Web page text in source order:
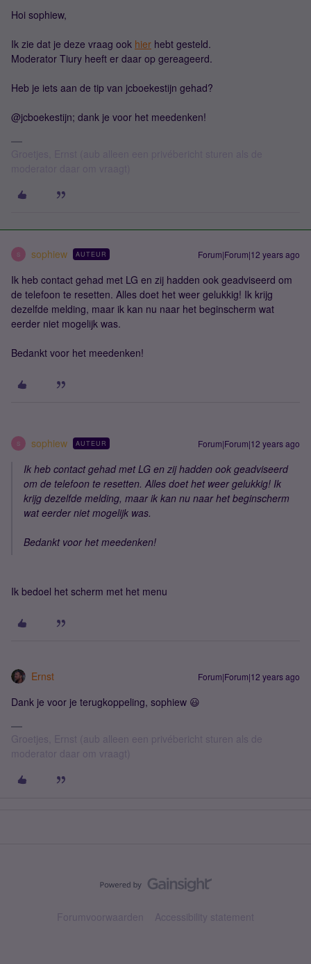
Hoi sophiew,
Ik zie dat je deze vraag ook hier hebt gesteld.
Moderator Tiury heeft er daar op gereageerd.
Heb je iets aan de tip van jcboekestijn gehad?
@jcboekestijn; dank je voor het meedenken!
S sophiew AUTEUR Forum|Forum|12 years ago
Ik heb contact gehad met LG en zij hadden ook geadviseerd om
de telefoon te resetten. Alles doet het weer gelukkig! Ik krijg
dezelfde melding, maar ik kan nu naar het beginscherm wat
eerder niet mogelijk was.
Bedankt voor het meedenken!
S sophiew AUTEUR Forum|Forum|12 years ago
Ik heb contact gehad met LG en zij hadden ook geadviseerd
om de telefoon te resetten. Alles doet het weer gelukkig! Ik
krijg dezelfde melding, maar ik kan nu naar het beginscherm
wat eerder niet mogelijk was.
Bedankt voor het meedenken!
Ik bedoel het scherm met het menu
Ernst Forum|Forum|12 years ago
Dank je voor je terugkoppeling, sophiew 😃
Groetjes, Ernst (aub alleen een privébericht sturen als de
moderator daar om vraagt)
Forumvoorwaarden Accessibility statement